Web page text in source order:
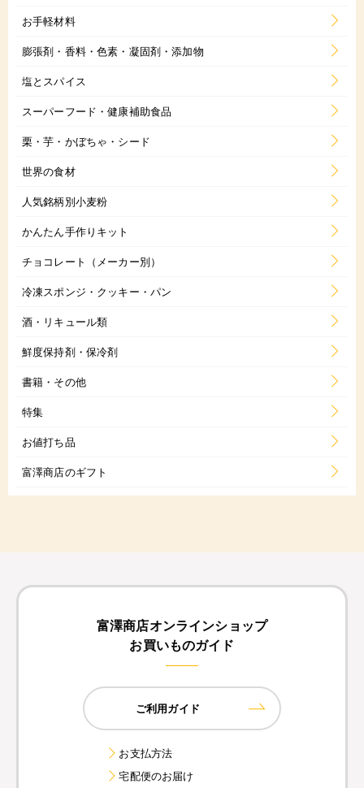
お手軽材料
膨張剤・香料・色素・凝固剤・添加物
塩とスパイス
スーパーフード・健康補助食品
栗・芋・かぼちゃ・シード
世界の食材
人気銘柄別小麦粉
かんたん手作りキット
チョコレート（メーカー別）
冷凍スポンジ・クッキー・パン
酒・リキュール類
鮮度保持剤・保冷剤
書籍・その他
特集
お値打ち品
富澤商店のギフト
富澤商店オンラインショップ
お買いものガイド
ご利用ガイド
お支払方法
宅配便のお届け